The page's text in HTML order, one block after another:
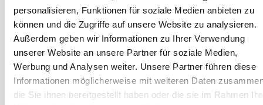
personalisieren, Funktionen für soziale Medien anbieten zu
können und die Zugriffe auf unsere Website zu analysieren.
Außerdem geben wir Informationen zu Ihrer Verwendung
unserer Website an unsere Partner für soziale Medien,
Werbung und Analysen weiter. Unsere Partner führen diese
Informationen möglicherweise mit weiteren Daten
die Sie ihnen bereitgestellt haben oder die sie im Rahmen
Gleichzeitig neigen sie zu Trägheit,
sind oft leichtfuttrig und zeigen eine
Anfälligkeit für Stoffwechselstörungen
wie Übergewicht oder Probleme mit
dem Lymphabfluss. Schon an der
Beschreibung sieht man den Kaltblüter